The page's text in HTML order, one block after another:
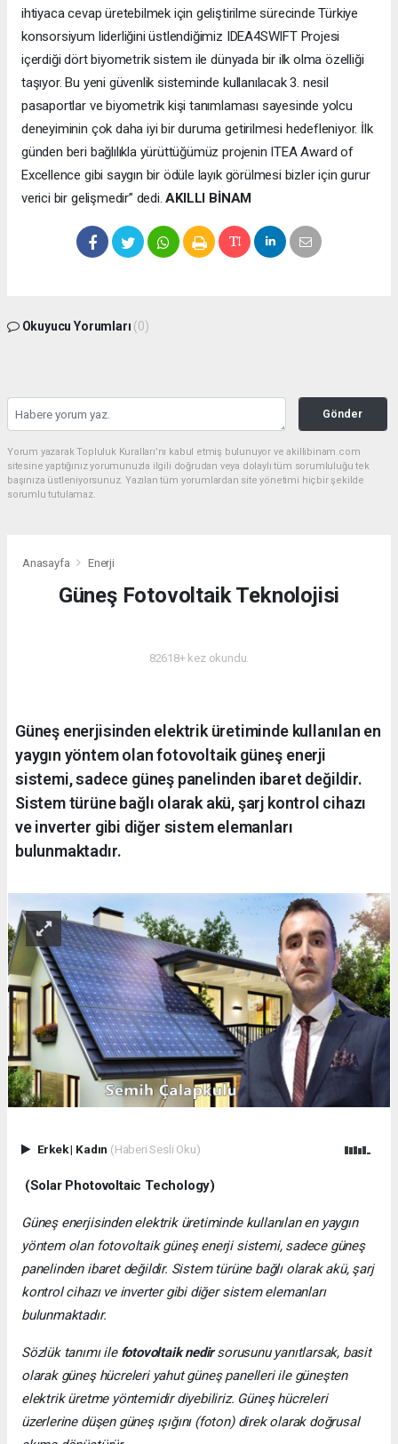
ihtiyaca cevap üretebilmek için geliştirilme sürecinde Türkiye
konsorsiyum liderliğini üstlendiğimiz IDEA4SWIFT Projesi
içerdiği dört biyometrik sistem ile dünyada bir ilk olma özelliği
taşıyor. Bu yeni güvenlik sisteminde kullanılacak 3. nesil
pasaportlar ve biyometrik kişi tanımlaması sayesinde yolcu
deneyiminin çok daha iyi bir duruma getirilmesi hedefleniyor. İlk
günden beri bağlılıkla yürüttüğümüz projenin ITEA Award of
Excellence gibi saygın bir ödüle layık görülmesi bizler için gurur
verici bir gelişmedir” dedi.AKILLI BİNAM
Okuyucu Yorumları (0)
Gönder
Yorum yazarak Topluluk Kuralları’nı kabul etmiş bulunuyor ve akillibinam.com
sitesine yaptığınız yorumunuzla ilgili doğrudan veya dolaylı tüm sorumluluğu tek
başınıza üstleniyorsunuz. Yazılan tüm yorumlardan site yönetimi hiçbir şekilde
sorumlu tutulamaz.
Anasayfa Enerji
Güneş Fotovoltaik Teknolojisi
82618+ kez okundu.
Güneş enerjisinden elektrik üretiminde kullanılan en
yaygın yöntem olan fotovoltaik güneş enerji
sistemi, sadece güneş panelinden ibaret değildir.
Sistem türüne bağlı olarak akü, şarj kontrol cihazı
ve inverter gibi diğer sistem elemanları
bulunmaktadır.
Erkek| Kadın (Haberi Sesli Oku)
(Solar Photovoltaic Techology)
Güneş enerjisinden elektrik üretiminde kullanılan en yaygın
yöntem olan fotovoltaik güneş enerji sistemi, sadece güneş
panelinden ibaret değildir. Sistem türüne bağlı olarak akü, şarj
kontrol cihazı ve inverter gibi diğer sistem elemanları
bulunmaktadır.
Sözlük tanımı ile fotovoltaik nedirsorusunu yanıtlarsak, basit
olarak güneş hücreleri yahut güneş panelleri ile güneşten
elektrik üretme yöntemidir diyebiliriz. Güneş hücreleri
üzerlerine düşen güneş ışığını (foton) direk olarak doğrusal